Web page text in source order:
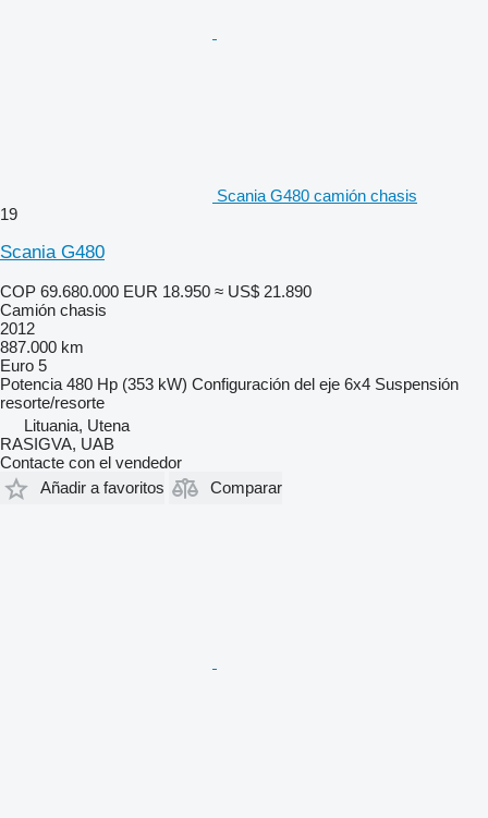
Scania G480 camión chasis
19
Scania G480
COP 69.680.000 EUR 18.950 ≈ US$ 21.890
Camión chasis
2012
887.000 km
Euro 5
Potencia 480 Hp (353 kW) Configuración del eje 6x4 Suspensión
resorte/resorte
Lituania, Utena
RASIGVA, UAB
Contacte con el vendedor
Añadir a favoritos
Comparar